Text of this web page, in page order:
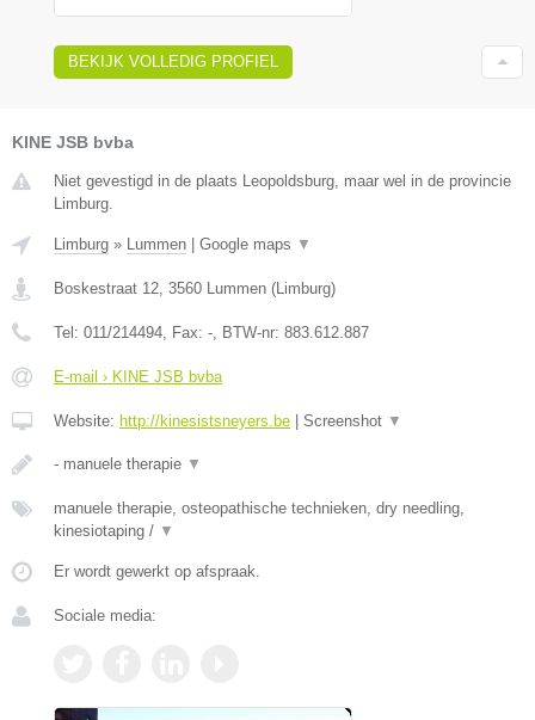
BEKIJK VOLLEDIG PROFIEL
KINE JSB bvba
Niet gevestigd in de plaats Leopoldsburg, maar wel in de provincie
Limburg.
Limburg » Lummen Google maps ▼
Boskestraat 12 3560 Lummen ( Limburg)
Tel: 011/214494 , Fax: - , BTW-nr: 883.612.887
E-mail › KINE JSB bvba
Website: http://kinesistsneyers.be Screenshot ▼
- manuele therapie ▼
manuele therapie, osteopathische technieken, dry needling,
kinesiotaping / ▼
Er wordt gewerkt op afspraak.
Sociale media: